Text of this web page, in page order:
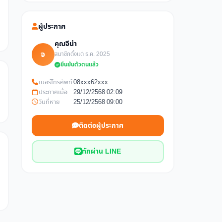
ผู้ประกาศ
จ
คุณจีน่า
สมาชิกตั้งแต่ ธ.ค. 2025
ยืนยันตัวตนแล้ว
เบอร์โทรศัพท์08xxx62xxx
ประกาศเมื่อ
29/12/2568 02:09
วันที่หาย
25/12/2568 09:00
ติดต่อผู้ประกาศ
ทักผ่าน LINE